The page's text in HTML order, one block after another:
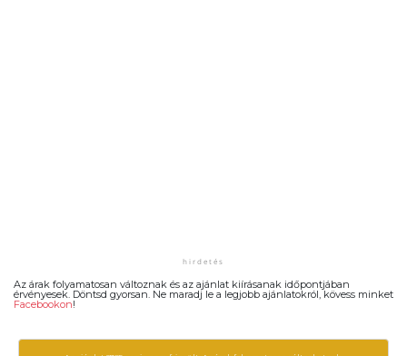
Az árak folyamatosan változnak és az ajánlat kiírásanak időpontjában
érvényesek. Döntsd gyorsan. Ne maradj le a legjobb ajánlatokról, kövess minket
Facebookon!